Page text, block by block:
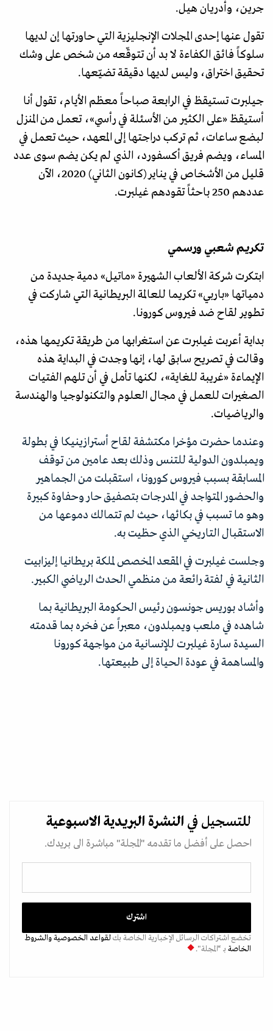
جرين، وأدريان هيل.
تقول عنها إحدى المجلات الإنجليزية التي حاورتها إن لديها
سلوكاً فائق الكفاءة لا بد أن تتوقّعه من شخص على وشك
تحقيق اختراق، وليس لديها دقيقة تضيّعها.
جيلبرت تستيقظ في الرابعة صباحاً معظم الأيام، تقول أنا
أستيقظ «على الكثير من الأسئلة في رأسي»، تعمل من المنزل
لبضع ساعات، ثم تركب دراجتها إلى المعهد، حيث تعمل في
المساء، ويضم فريق أكسفورد، الذي لم يكن يضم سوى عدد
قليل من الأشخاص في يناير (كانون الثاني) 2020، الآن
عددهم 250 باحثاً تقودهم غيلبرت.
تكريم شعبي ورسمي
ابتكرت شركة الألعاب الشهيرة «ماتيل» دمية جديدة من
دمياتها «باربي»تكريما للعالمة البريطانية التي شاركت في
تطوير لقاح ضد فيروس كورونا.
بداية أعربت غيلبرت عن استغرابها من طريقة تكريمها هذه،
وقالت في تصريح سابق لها، إنها وجدت في البداية هذه
الإيماءة «غريبة للغاية»، لكنها تأمل في أن تلهم الفتيات
الصغيرات للعمل في مجال العلوم والتكنولوجيا والهندسة
والرياضيات.
وعندما حضرت مؤخرا مكتشفة لقاح أسترازينيكا في بطولة
ويمبلدون الدولية للتنس وذلك بعد عامين من توقف
المسابقة بسبب فيروس كورونا، استقبلت من الجماهير
والحضور المتواجد في المدرجات بتصفيق حار وحفاوة كبيرة
وهو ما تسبب في بكائها، حيث لم تتمالك دموعها من
الاستقبال التاريخي الذي حظيت به.
وجلست غيلبرت في المقعد المخصص لملكة بريطانيا إليزابيت
الثانية في لفتة رائعة من منظمي الحدث الرياضي الكبير.
وأشاد بوريس جونسون رئيس الحكومة البريطانية بما
شاهده في ملعب ويمبلدون، معبراً عن فخره بما قدمته
السيدة سارة غيلبرت للإنسانية من مواجهة كورونا
والمساهمة في عودة الحياة إلى طبيعتها.
للتسجيل في النشرة البريدية الاسبوعية
احصل على أفضل ما تقدمه "المجلة" مباشرة الى بريدك.
تخضع اشتراكات الرسائل الإخبارية الخاصة بكلقواعد الخصوصيةوالشروط
الخاصة بـ “المجلة".